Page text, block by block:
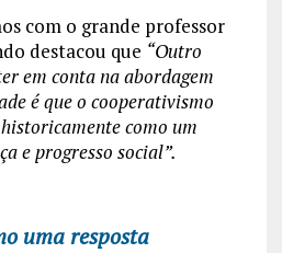
com o grande professor
destacou que “Outro
em conta na abordagem
é que o cooperativismo
como um
e progresso social”.
uma resposta